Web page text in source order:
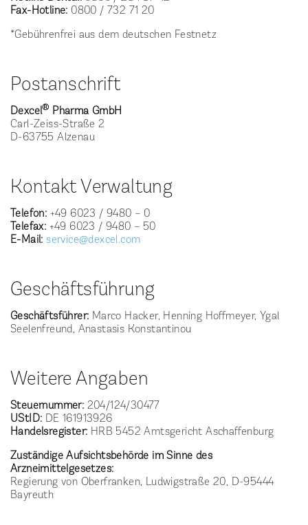
Fax-Hotline: 0800 / 732 71 20
*Gebührenfrei aus dem deutschen Festnetz
Postanschrift
Dexcel® Pharma GmbH
Carl-Zeiss-Straße 2
D-63755 Alzenau
Kontakt Verwaltung
Telefon: +49 6023 / 9480 – 0
Telefax: +49 6023 / 9480 – 50
E-Mail: service@dexcel.com
Geschäftsführung
Geschäftsführer: Marco Hacker, Henning Hoffmeyer, Ygal
Seelenfreund, Anastasis Konstantinou
Weitere Angaben
Steuernummer: 204/124/30477
UStID: DE 161913926
Handelsregister: HRB 5452 Amtsgericht Aschaffenburg
Zuständige Aufsichtsbehörde im Sinne des
Arzneimittelgesetzes:
Regierung von Oberfranken, Ludwigstraße 20, D-95444
Bayreuth